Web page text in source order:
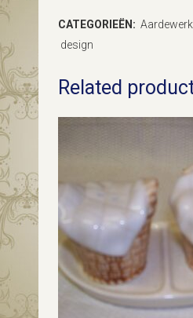
celadon
met
en
van
olifantskoppen
quantity
CATEGORIEËN:
design
Related